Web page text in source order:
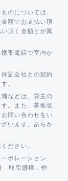
のについては、
額でお支払い頂
頂く金額とが異
帯電話で室内か
証会社との契約
。
などは、貸主の
。また、募集状
問い合わせをい
います。あらか
ださい。
ポレーション
取引態様：仲